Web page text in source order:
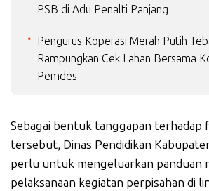
PSB di Adu Penalti Panjang
Pengurus Koperasi Merah Putih
Rampungkan Cek Lahan Bersama
Pemdes
Sebagai bentuk tanggapan terhadap
tersebut, Dinas Pendidikan
perlu untuk mengeluarkan panduan
pelaksanaan kegiatan perpisahan di